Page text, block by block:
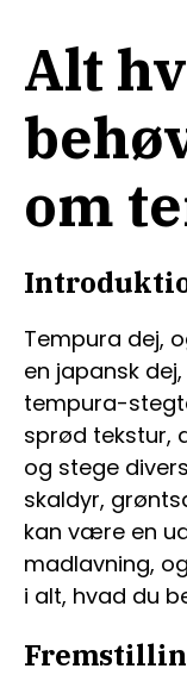
Alt
om
Tempura dej,
en japansk
tempura-
sprød tekstur,
og stege
skaldyr,
kan være en
madlavning,
i alt, hvad du